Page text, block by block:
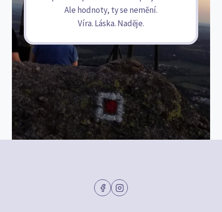
Ale hodnoty, ty se nemění.
Víra. Láska. Naděje.